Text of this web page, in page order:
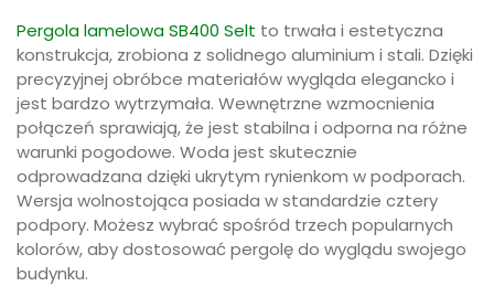
Pergola lamelowa SB400 Selt to trwała i estetyczna
konstrukcja, zrobiona z solidnego aluminium i stali. Dzięki
precyzyjnej obróbce materiałów wygląda elegancko i
jest bardzo wytrzymała. Wewnętrzne wzmocnienia
połączeń sprawiają, że jest stabilna i odporna na różne
warunki pogodowe. Woda jest skutecznie
odprowadzana dzięki ukrytym rynienkom w podporach.
Wersja wolnostojąca posiada w standardzie cztery
podpory. Możesz wybrać spośród trzech popularnych
kolorów, aby dostosować pergolę do wyglądu swojego
budynku.